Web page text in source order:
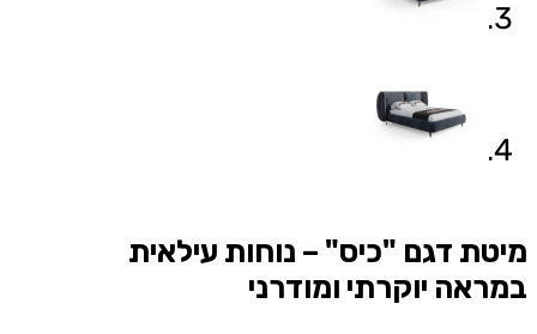
מיטת דגם "כיס" – נוחות עילאית
במראה יוקרתי ומודרני